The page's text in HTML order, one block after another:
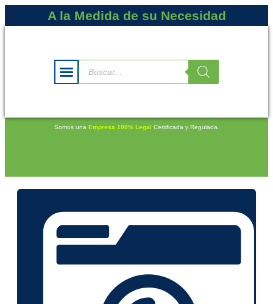
A la Medida de su Necesidad
Somos una Empresa 100% Legal Certificada y Regulada.